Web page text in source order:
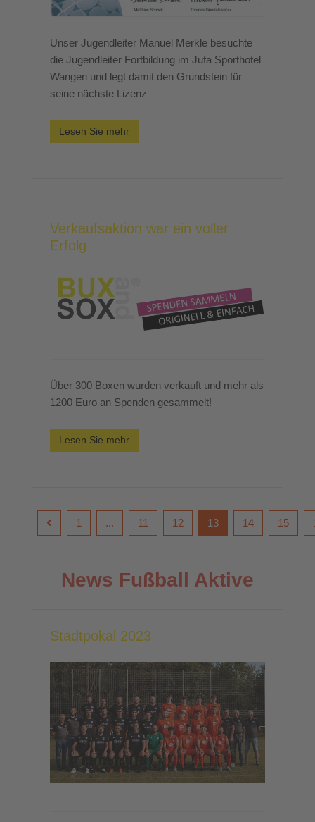
Unser Jugendleiter Manuel Merkle besuchte
die Jugendleiter Fortbildung im Jufa Sporthotel
Wangen und legt damit den Grundstein für
seine nächste Lizenz
Lesen Sie mehr
Verkaufsaktion war ein voller
Erfolg
Über 300 Boxen wurden verkauft und mehr als
1200 Euro an Spenden gesammelt!
Lesen Sie mehr
1 ... 11 12 13 14 15
News Fußball Aktive
Stadtpokal 2023